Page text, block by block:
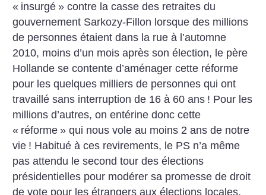
« insurgé » contre la casse des retraites du
gouvernement Sarkozy-Fillon lorsque des millions
de personnes étaient dans la rue à l’automne
2010, moins d’un mois après son élection, le père
Hollande se contente d’aménager cette réforme
pour les quelques milliers de personnes qui ont
travaillé sans interruption de 16 à 60 ans ! Pour les
millions d’autres, on entérine donc cette
« réforme » qui nous vole au moins 2 ans de notre
vie ! Habitué à ces revirements, le PS n’a même
pas attendu le second tour des élections
présidentielles pour modérer sa promesse de droit
de vote pour les étrangers aux élections locales,